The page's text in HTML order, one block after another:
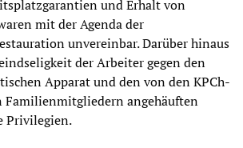
und Erhalt von
mit der Agenda der
unvereinbar. Darüber hinaus
der Arbeiter gegen den
Apparat und den von den KPCh-
Familienmitgliedern angehäuften
Privilegien.